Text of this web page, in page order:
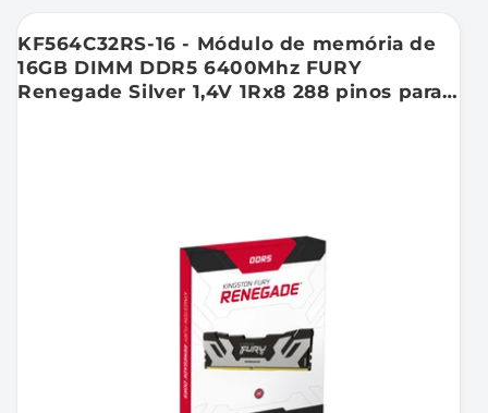
KF564C32RS-16 - Módulo de memória de
16GB DIMM DDR5 6400Mhz FURY
Renegade Silver 1,4V 1Rx8 288 pinos para